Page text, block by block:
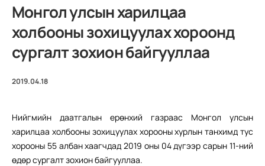
Монгол улсын харилцаа
холбооны зохицуулах хороонд
сургалт зохион байгууллаа
2019.04.18
Нийгмийн даатгалын ерөнхий газраас Монгол улсын
харилцаа холбооны зохицуулах хорооны хурлын танхимд тус
хорооны 55 албан хаагчдад 2019 оны 04 дүгээр сарын 11-ний
өдөр сургалт зохион байгууллаа.